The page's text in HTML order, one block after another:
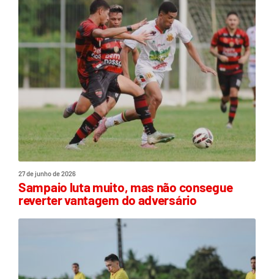
27 de junho de 2026
Sampaio luta muito, mas não consegue
reverter vantagem do adversário